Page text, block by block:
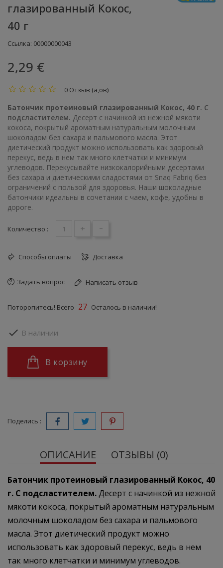
глазированный Кокос,
40 г
Ссылка: 00000000043
2,29 €
0 Отзыв (а,ов)
Батончик протеиновый глазированный Кокос, 40 г. С
подсластителем. Десерт с начинкой из нежной мякоти
кокоса, покрытый ароматным натуральным молочным
шоколадом без сахара и пальмового масла. Этот
диетический продукт можно использовать как здоровый
перекус, ведь в нем так много клетчатки и минимум
углеводов. Перекусывайте низкокалорийными десертами
без сахара и диетическими сладостями от Snaq Fabriq без
ограничений с пользой для здоровья. Наши шоколадные
батончики идеальны в сочетании с чаем, кофе, удобны в
дороге.
Количество : + -
Способы оплаты Доставка
Задать вопрос Написать отзыв
Поторопитесь! Всего 27 Осталось в наличии!
 В наличии
В корзину
Поделись :
ОПИСАНИЕ ОТЗЫВЫ (0)
Батончик протеиновый глазированный Кокос, 40
г. С подсластителем.Десерт с начинкой из нежной
мякоти кокоса, покрытый ароматным натуральным
молочным шоколадом без сахара и пальмового
масла. Этот диетический продукт можно
использовать как здоровый перекус, ведь в нем
так много клетчатки и минимум углеводов.